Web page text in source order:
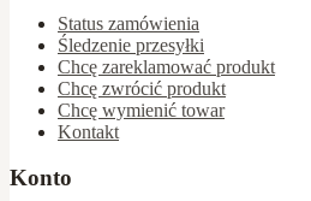
Status zamówienia
Śledzenie przesyłki
Chcę zareklamować produkt
Chcę zwrócić produkt
Chcę wymienić towar
Kontakt
Konto